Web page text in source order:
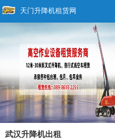
天门升降机租赁网
武汉升降机出租